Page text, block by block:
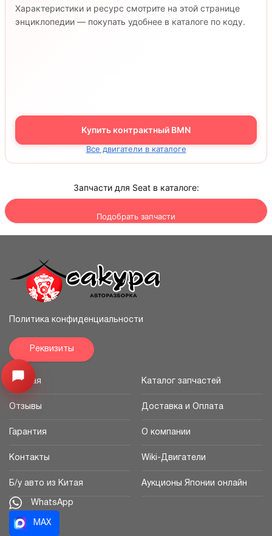
Характеристики и ресурс смотрите на этой странице
энциклопедии — покупать удобнее в каталоге по коду.
Купить контрактный BMN
Все двигатели в каталоге
Запчасти для Seat в каталоге:
Подобрать запчасти
Узнайте цену запчасти -> Открыть меню
Политика конфиденциальности
Реквизиты
Главная Каталог запчастей
Отзывы Доставка и Оплата
Гарантия О компании
Контакты Wiki-Двигатели
Б/у авто из Китая Аукционы Японии онлайн
WhatsApp
MAX